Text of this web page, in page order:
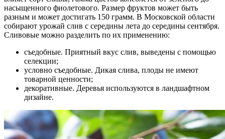
насыщенного фиолетового. Размер фруктов может быть
разным и может достигать 150 грамм. В Московской области
собирают урожай слив с середины лета до середины сентября.
Сливовые можно разделить по их применению:
съедобные. Приятный вкус слив, выведены с помощью
селекции;
условно съедобные. Дикая слива, плоды не имеют
товарной ценности;
декоративные. Деревья используются в ландшафтном
дизайне.